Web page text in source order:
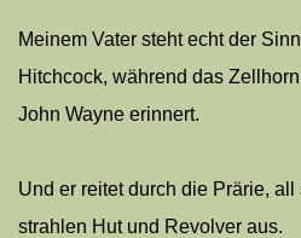
Meinem Vater steht echt der
Hitchcock, während das
John Wayne erinnert.
Und er reitet durch die Prärie,
strahlen Hut und Revolver aus.